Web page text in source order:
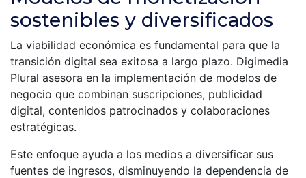
sostenibles y diversificados
La viabilidad económica es fundamental para que la
transición digital sea exitosa a largo plazo. Digimedia
Plural asesora en la implementación de modelos de
negocio que combinan suscripciones, publicidad
digital, contenidos patrocinados y colaboraciones
estratégicas.
Este enfoque ayuda a los medios a diversificar sus
fuentes de ingresos, disminuyendo la dependencia de